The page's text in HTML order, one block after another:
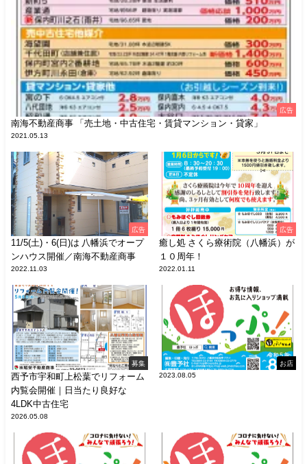
広告
南海不動産商事 「売土地・中古住宅・賃貸マンション・貸家」
2021.05.13
広告
11/5(土)・6(日)は 八幡浜でオープ
ンハウス開催／南海不動産商事
2022.11.03
広告
癒し処 さくら療術院（八幡浜）が
１０周年！
2022.01.11
募集
西予市宇和町上松葉でリフォーム
内覧会開催｜日当たり良好な
4LDK中古住宅
2026.05.08
お店
2023.08.05